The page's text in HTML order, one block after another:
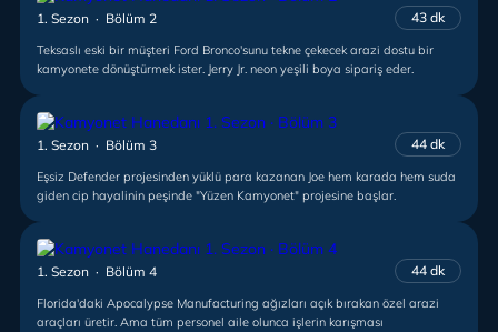
1. Sezon · Bölüm 2 43 dk
Teksaslı eski bir müşteri Ford Bronco'sunu tekne çekecek arazi dostu bir
kamyonete dönüştürmek ister. Jerry Jr. neon yeşili boya sipariş eder.
1. Sezon · Bölüm 3 44 dk
Eşsiz Defender projesinden yüklü para kazanan Joe hem karada hem suda
giden cip hayalinin peşinde "Yüzen Kamyonet" projesine başlar.
1. Sezon · Bölüm 4 44 dk
Florida'daki Apocalypse Manufacturing ağızları açık bırakan özel arazi
araçları üretir. Ama tüm personel aile olunca işlerin karışması